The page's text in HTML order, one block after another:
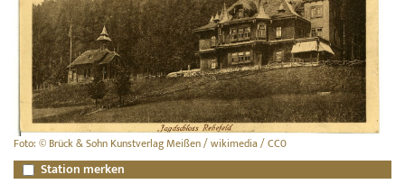
Foto: © Brück & Sohn Kunstverlag Meißen / wikimedia / CC0
Station merken